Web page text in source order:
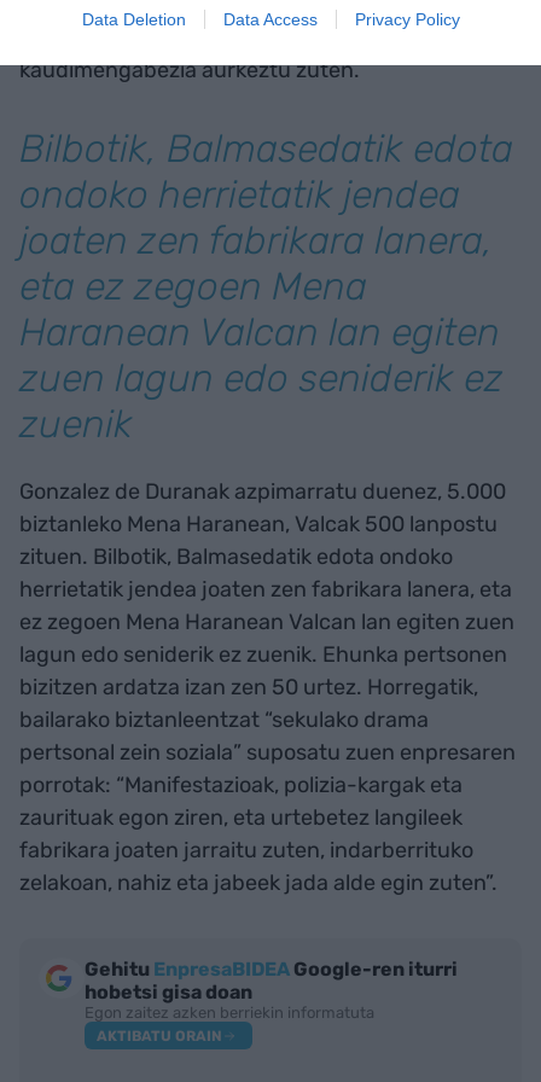
Data Deletion Data Access Privacy Policy
Bilboko Auzitegian, ordainketen etenaldia eta
kaudimengabezia aurkeztu zuten.
Bilbotik, Balmasedatik edota
ondoko herrietatik jendea
joaten zen fabrikara lanera,
eta ez zegoen Mena
Haranean Valcan lan egiten
zuen lagun edo seniderik ez
zuenik
Gonzalez de Duranak azpimarratu duenez, 5.000
biztanleko Mena Haranean, Valcak 500 lanpostu
zituen. Bilbotik, Balmasedatik edota ondoko
herrietatik jendea joaten zen fabrikara lanera, eta
ez zegoen Mena Haranean Valcan lan egiten zuen
lagun edo seniderik ez zuenik. Ehunka pertsonen
bizitzen ardatza izan zen 50 urtez. Horregatik,
bailarako biztanleentzat “sekulako drama
pertsonal zein soziala” suposatu zuen enpresaren
porrotak: “Manifestazioak, polizia-kargak eta
zaurituak egon ziren, eta urtebetez langileek
fabrikara joaten jarraitu zuten, indarberrituko
zelakoan, nahiz eta jabeek jada alde egin zuten”.
Gehitu EnpresaBIDEA Google-ren iturri
hobetsi gisa doan
Egon zaitez azken berriekin informatuta
AKTIBATU ORAIN